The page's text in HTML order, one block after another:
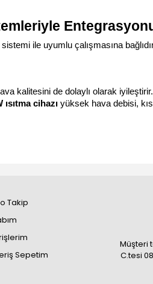
sistemi ile uyumlu çalışmasına
kalitesini de dolaylı olarak
ısıtma cihazı yüksek hava debisi,
Takip
Sepetim
Müşteri
C.tesi